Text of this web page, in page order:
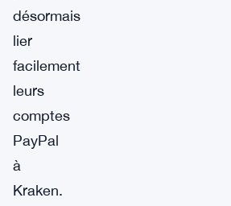
désormais
lier
facilement
leurs
comptes
PayPal
à
Kraken.